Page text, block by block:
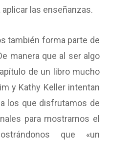
aplicar las enseñanzas.
también forma parte de
manera que al ser algo
de un libro mucho
y Kathy Keller intentan
los que disfrutamos de
para mostrarnos el
que «un